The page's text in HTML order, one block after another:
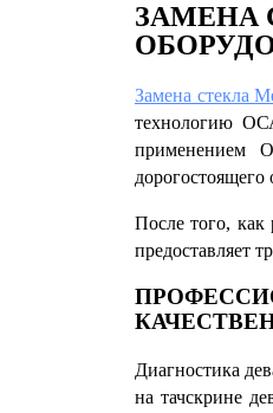
ЗАМЕНА
Замена стекла
технологию
применением
дорогостоящего
После того, как
предоставляет
Диагностика
на тачскрине